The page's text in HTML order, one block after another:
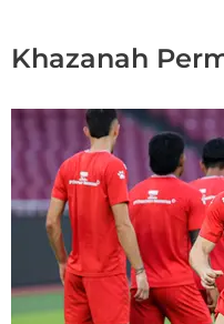
Khazanah